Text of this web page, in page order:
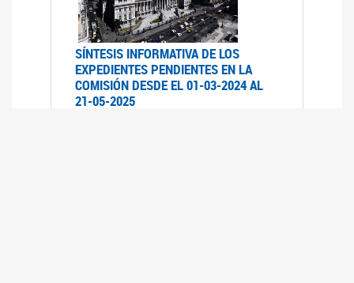
SÍNTESIS INFORMATIVA DE LOS
EXPEDIENTES PENDIENTES EN LA
COMISIÓN DESDE EL 01-03-2024 AL
21-05-2025